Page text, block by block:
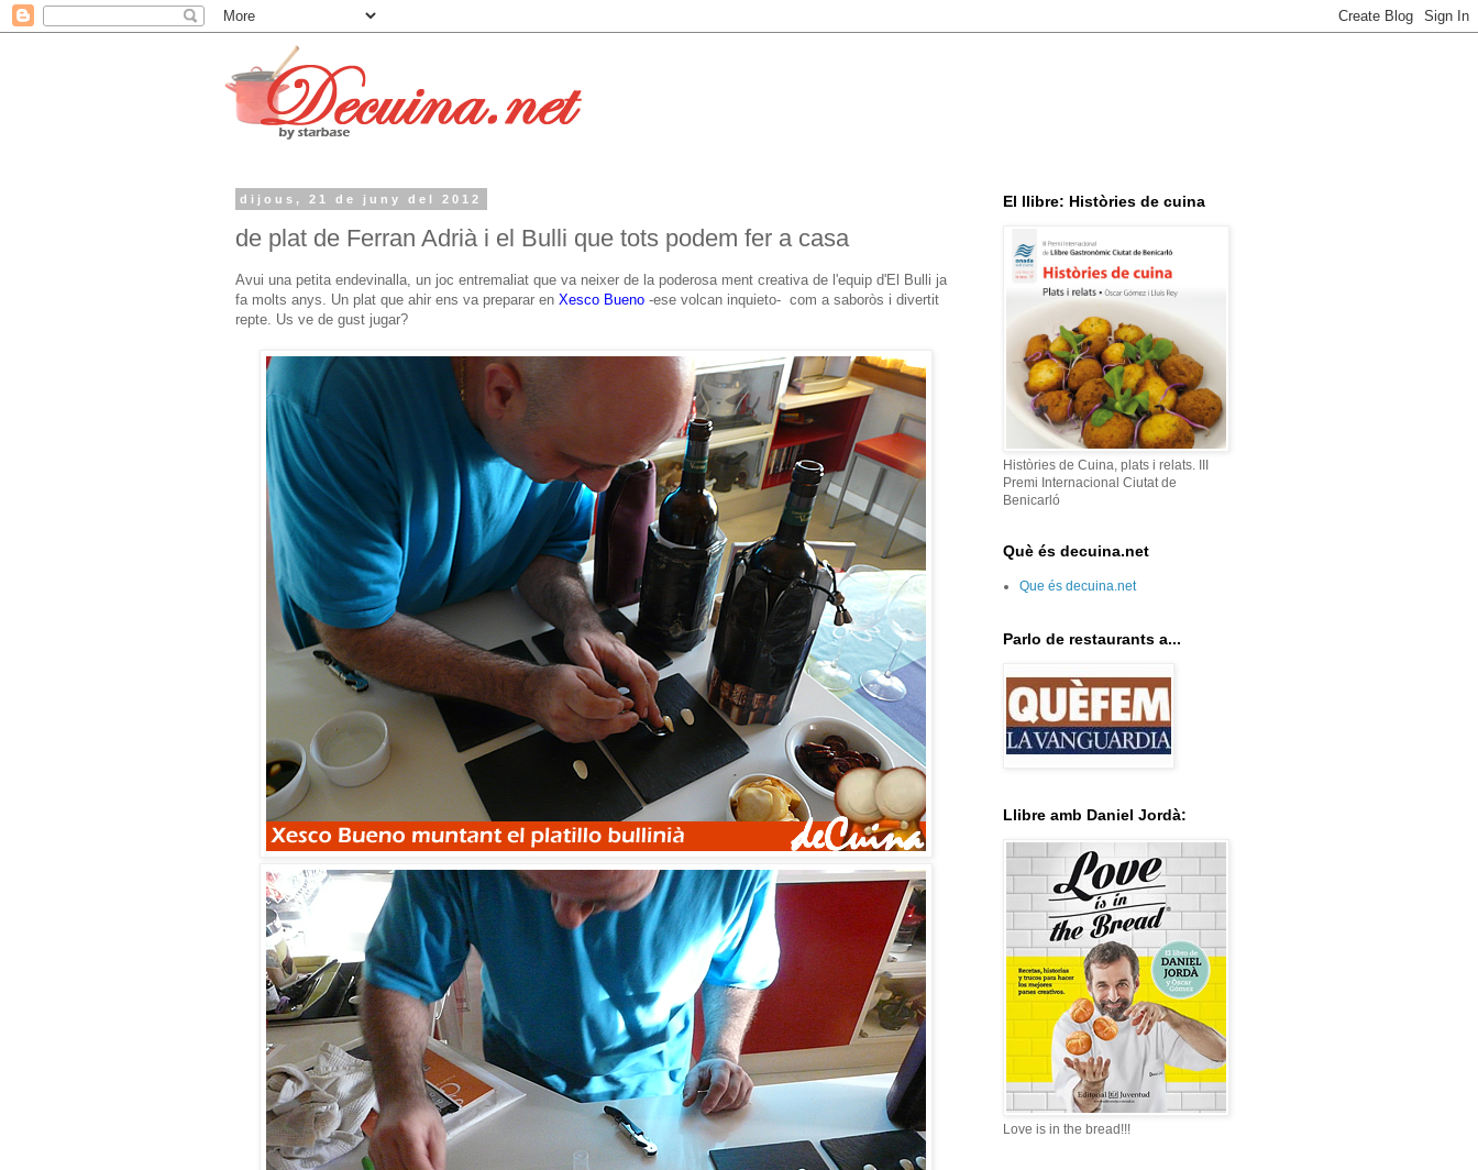
dijous, 21 de juny del 2012
de plat de Ferran Adrià i el Bulli que tots podem fer a casa
Avui una petita endevinalla, un joc entremaliat que va neixer de la poderosa ment creativa de l'equip d'El Bulli ja
fa molts anys. Un plat que ahir ens va preparar en Xesco Bueno -ese volcan inquieto- com a saboròs i divertit
repte. Us ve de gust jugar?
El llibre: Històries de cuina
Històries de Cuina, plats i relats. III
Premi Internacional Ciutat de
Benicarló
Què és decuina.net
Que és decuina.net
Parlo de restaurants a...
Llibre amb Daniel Jordà:
Love is in the bread!!!